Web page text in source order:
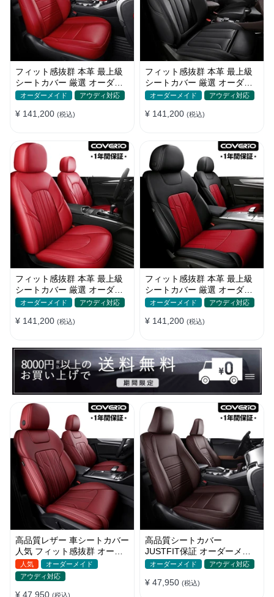
フィット感抜群 本革 最上級
シートカバー 厳選 オーダー
メイド 防水 雰囲気 全席セッ
オーダーメイド アウディ対応
¥ 141,200 (税込)
フィット感抜群 本革 最上級
シートカバー 厳選 オーダー
メイド 防水 雰囲気 全席セッ
オーダーメイド アウディ対応
¥ 141,200 (税込)
フィット感抜群 本革 最上級
シートカバー 厳選 オーダー
メイド 防水 汚れ防止 全席セ
オーダーメイド アウディ対応
¥ 141,200 (税込)
フィット感抜群 本革 最上級
シートカバー 厳選 オーダー
メイド 防水 雰囲気 全席セッ
オーダーメイド アウディ対応
¥ 141,200 (税込)
高品質レザー 車シートカバー
人気 フィット感抜群 オーダ
ーメイド おしゃれ 全席セッ
ト
人気
オーダーメイド
アウディ対応
¥ 47,950 (税込)
高品質シートカバー
JUSTFIT保証 オーダーメイ
ド 12色レザー 防水 軽/普自動
オーダーメイド アウディ対応
¥ 47,950 (税込)